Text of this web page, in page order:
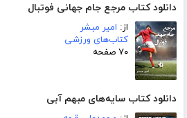
دانلود کتاب مرجع جام جهانی فوتبال
از: امیر مبشر
کتاب‌های ورزشی
۷۰ صفحه
دانلود کتاب سایه‌های مبهم آبی